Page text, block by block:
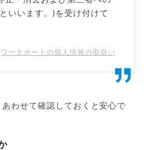
いいます。)を受け付けて
ワークポートの個人情報の取扱い
あわせて確認しておくと安心で